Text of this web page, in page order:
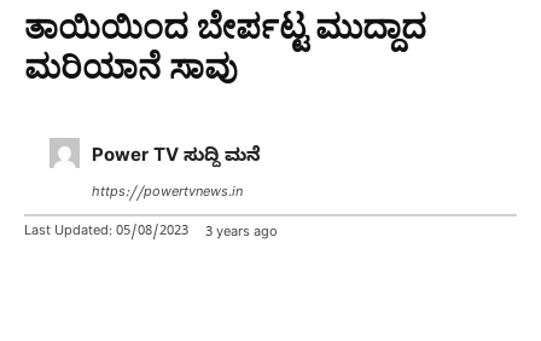
ತಾಯಿಯಿಂದ ಬೇರ್ಪಟ್ಟ ಮುದ್ದಾದ
ಮರಿಯಾನೆ ಸಾವು
Power TV ಸುದ್ದಿ ಮನೆ
https://powertvnews.in
Last Updated: 05/08/2023 3 years ago